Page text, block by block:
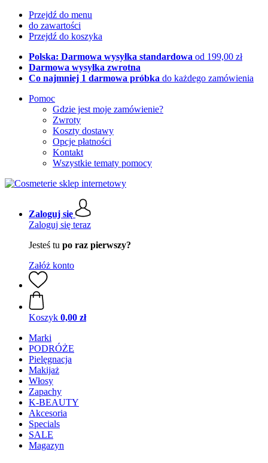
Przejdź do menu
do zawartości
Przejdź do koszyka
Polska: Darmowa wysyłka standardowa od 199,00 zł
Darmowa wysyłka zwrotna
Co najmniej 1 darmowa próbka do każdego zamówienia
Pomoc
Gdzie jest moje zamówienie?
Zwroty
Koszty dostawy
Opcje płatności
Kontakt
Wszystkie tematy pomocy
Zaloguj się
Zaloguj się teraz
Jesteś tu po raz pierwszy?
Załóż konto
Koszyk 0,00 zł
Marki
PODRÓŻE
Pielęgnacja
Makijaż
Włosy
Zapachy
K-BEAUTY
Akcesoria
Specials
SALE
Magazyn